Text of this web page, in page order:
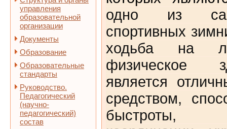
управления
образовательной
организации
Документы
Образование
Образовательные
стандарты
Руководство.
Педагогический
(научно-
педагогический)
состав
одно из
спортивных
ходьба на
физическое
является
средством,
быстроты,